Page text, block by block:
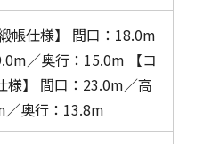
帳仕様】 間口：18.0m
／奥行：15.0m 【コ
様】 間口：23.0m／高
／奥行：13.8m